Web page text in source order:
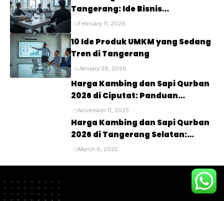
Tangerang: Ide Bisnis
Menjanjikan untuk Masa Depan
February 11, 2026
10 Ide Produk UMKM yang Sedang
Tren di Tangerang
January 28, 2026
Harga Kambing dan Sapi Qurban
2026 di Ciputat: Panduan
Lengkap untuk Perayaan Idul
Adha
November 11, 2025
Harga Kambing dan Sapi Qurban
2026 di Tangerang Selatan:
Panduan Lengkap untuk Pembeli
March 6, 2025